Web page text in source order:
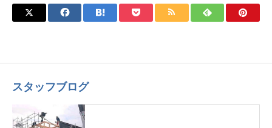
スタッフブログ